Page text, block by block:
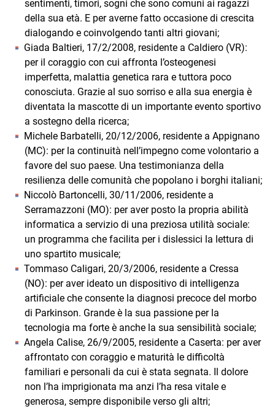
sentimenti, timori, sogni che sono comuni ai ragazzi
della sua età. E per averne fatto occasione di crescita
dialogando e coinvolgendo tanti altri giovani;
Giada Baltieri, 17/2/2008, residente a Caldiero (VR):
per il coraggio con cui affronta l’osteogenesi
imperfetta, malattia genetica rara e tuttora poco
conosciuta. Grazie al suo sorriso e alla sua energia è
diventata la mascotte di un importante evento sportivo
a sostegno della ricerca;
Michele Barbatelli, 20/12/2006, residente a Appignano
(MC): per la continuità nell’impegno come volontario a
favore del suo paese. Una testimonianza della
resilienza delle comunità che popolano i borghi italiani;
Niccolò Bartoncelli, 30/11/2006, residente a
Serramazzoni (MO): per aver posto la propria abilità
informatica a servizio di una preziosa utilità sociale:
un programma che facilita per i dislessici la lettura di
uno spartito musicale;
Tommaso Caligari, 20/3/2006, residente a Cressa
(NO): per aver ideato un dispositivo di intelligenza
artificiale che consente la diagnosi precoce del morbo
di Parkinson. Grande è la sua passione per la
tecnologia ma forte è anche la sua sensibilità sociale;
Angela Calise, 26/9/2005, residente a Caserta: per aver
affrontato con coraggio e maturità le difficoltà
familiari e personali da cui è stata segnata. Il dolore
non l’ha imprigionata ma anzi l’ha resa vitale e
generosa, sempre disponibile verso gli altri;